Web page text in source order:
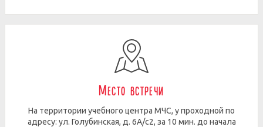
Место встречи
На территории учебного центра МЧС, у проходной по
адресу: ул. Голубинская, д. 6А/с2, за 10 мин. до начала